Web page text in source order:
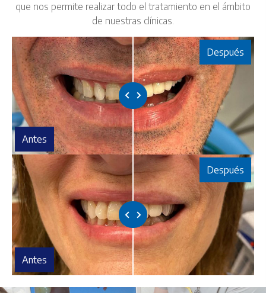
que nos permite realizar todo el tratamiento en el ámbito
de nuestras clínicas.
Antes
Después
Antes
Después